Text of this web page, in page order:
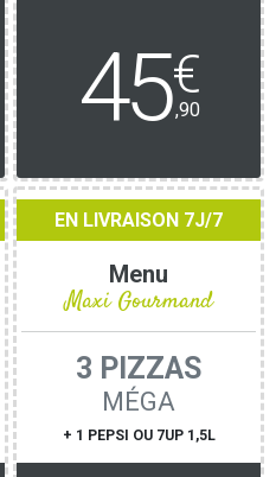
45€
,90
EN LIVRAISON 7J/7
Menu
Maxi Gourmand
3 PIZZAS
MÉGA
+ 1 PEPSI OU 7UP 1,5L